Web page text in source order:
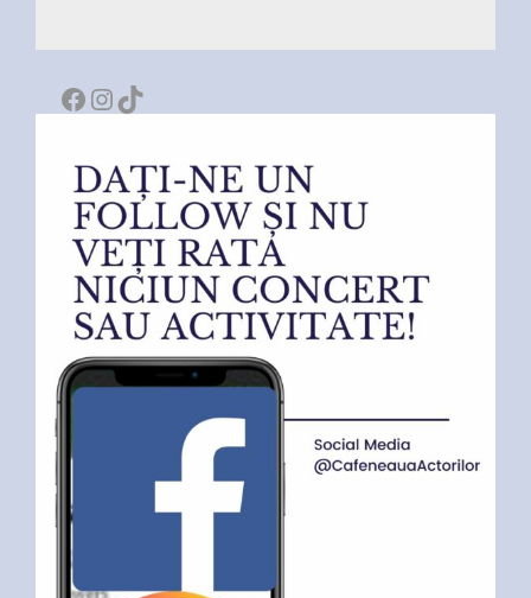
Facebook
Instagram
TikTok